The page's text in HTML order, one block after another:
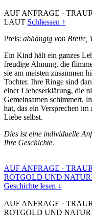
AUF ANFRAGE ·
LAUT Schliessen ↑
Preis: abhängig von Breite,
Ein Kind hält ein ganzes
freudige Ahnung, die
sie am meisten zusammen
Tochter. Ihre Ringe sind
einer Liebeserklärung, die
Gemeinsamen schimmert.
hat, das ein Versprechen
Liebe selbst.
Dies ist eine individuelle
Ihre Geschichte.
AUF ANFRAGE ·
ROTGOLD UND
Geschichte lesen ↓
AUF ANFRAGE ·
ROTGOLD UND